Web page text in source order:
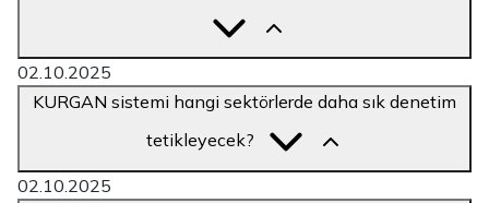
02.10.2025
KURGAN sistemi hangi sektörlerde daha sık denetim
tetikleyecek?
02.10.2025